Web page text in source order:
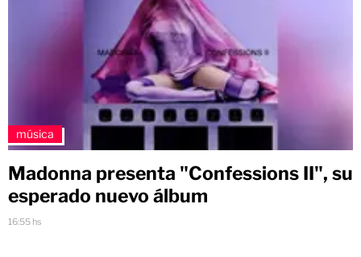
música
Madonna presenta "Confessions II", su
esperado nuevo álbum
16:55 hs